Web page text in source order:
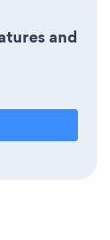
and